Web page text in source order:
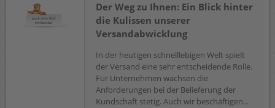
Der Weg zu Ihnen: Ein Blick hinter
die Kulissen unserer
Versandabwicklung
In der heutigen schnelllebigen Welt spielt
der Versand eine sehr entscheidende Rolle.
Für Unternehmen wachsen die
Anforderungen bei der Belieferung der
Kundschaft stetig. Auch wir beschäftigen...